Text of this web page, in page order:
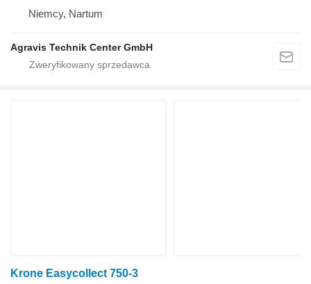
Niemcy, Nartum
Agravis Technik Center GmbH
Krone Easycollect 750-3